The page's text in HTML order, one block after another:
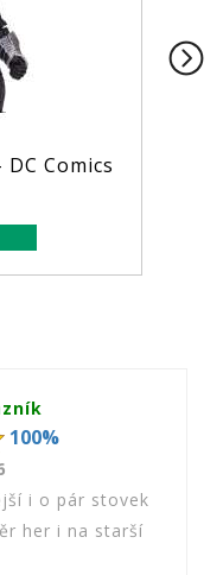
Comics
100%
i o pár stovek
her i na starší